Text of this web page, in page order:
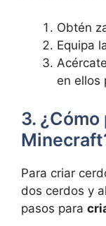
Obtén
Equipa
⁢en ellos
3.
Para criar
dos cerdos y
pasos para